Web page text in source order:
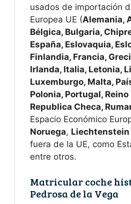
usados de importación
Europea UE (Alemania,
Bélgica, Bulgaria,
España, Eslovaquia,
Finlandia, Francia,
Irlanda, Italia, Letonia,
Luxemburgo, Malta,
Polonia, Portugal, Reino
Republica Checa,
Espacio Económico
Noruega, Liechtenstein
fuera de la UE, como
entre otros.
Matricular coche
Pedrosa de la Vega